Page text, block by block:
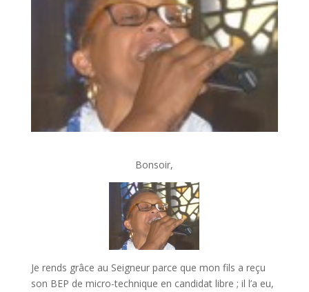
Bonsoir,
Je rends grâce au Seigneur parce que mon fils a reçu
son BEP de micro-technique en candidat libre ; il l’a eu,